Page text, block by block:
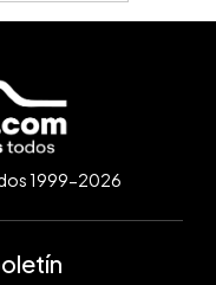
1999-2026